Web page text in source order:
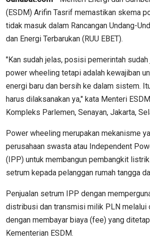
(ESDM) Arifin Tasrif memastikan skema
tidak masuk dalam Rancangan Undang-
dan Energi Terbarukan (RUU EBET).
"Kan sudah jelas, posisi pemerintah
power wheeling tetapi adalah kewajiban
energi baru dan bersih ke dalam sistem.
harus dilaksanakan ya," kata Menteri
Kompleks Parlemen, Senayan, Jakarta,
Power wheeling merupakan mekanisme
perusahaan swasta atau Independent
(IPP) untuk membangun pembangkit
setrum kepada pelanggan rumah tangga
Penjualan setrum IPP dengan
distribusi dan transmisi milik PLN melalui
dengan membayar biaya (fee) yang
Kementerian ESDM.